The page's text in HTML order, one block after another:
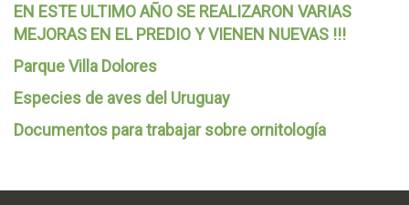
EN ESTE ULTIMO AÑO SE REALIZARON VARIAS
MEJORAS EN EL PREDIO Y VIENEN NUEVAS !!!
Parque Villa Dolores
Especies de aves del Uruguay
Documentos para trabajar sobre ornitología